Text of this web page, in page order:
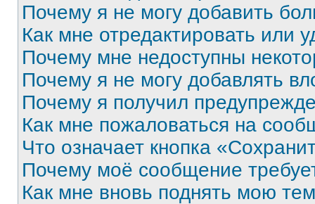
Почему я не могу добавить
Как мне отредактировать или
Почему мне недоступны
Почему я не могу добавлять
Почему я получил
Как мне пожаловаться на
Что означает кнопка
Почему моё сообщение
Как мне вновь поднять мою